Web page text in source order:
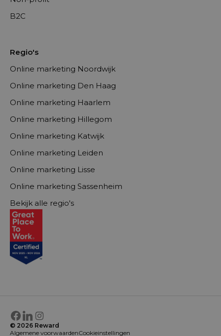
B2C
Regio's
Online marketing Noordwijk
Online marketing Den Haag
Online marketing Haarlem
Online marketing Hillegom
Online marketing Katwijk
Online marketing Leiden
Online marketing Lisse
Online marketing Sassenheim
Bekijk alle regio's
© 2026 Reward
Algemene voorwaardenCookieinstellingen
facebook
linkedin
instagram